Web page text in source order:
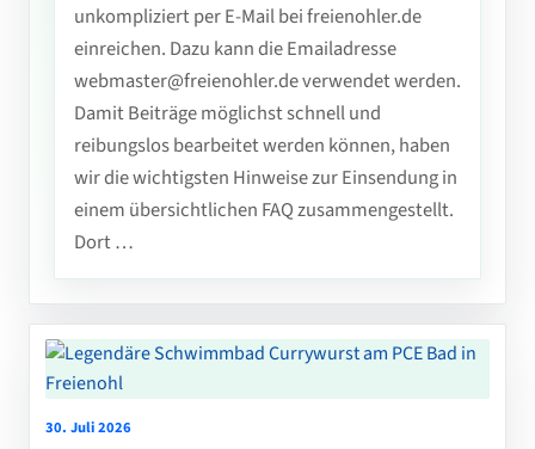
unkompliziert per E-Mail bei freienohler.de
einreichen. Dazu kann die Emailadresse
webmaster@freienohler.de verwendet werden.
Damit Beiträge möglichst schnell und
reibungslos bearbeitet werden können, haben
wir die wichtigsten Hinweise zur Einsendung in
einem übersichtlichen FAQ zusammengestellt.
Dort …
30. Juli 2026